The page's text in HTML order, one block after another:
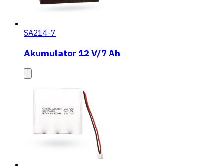
SA214-7
Akumulator 12 V/7 Ah